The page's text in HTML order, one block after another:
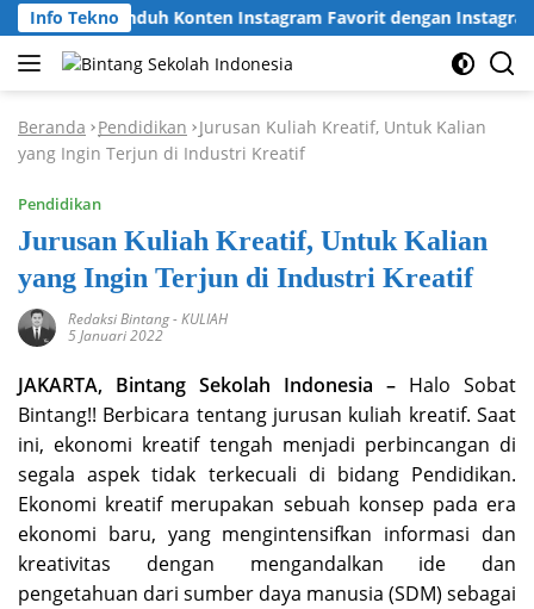
Langsung
ke
konten
Info Tekno
Cara Unduh Konten Instagram Favorit dengan Instagram
Beranda -Pendidikan -Jurusan Kuliah Kreatif, Untuk Kalian
yang Ingin Terjun di Industri Kreatif
Pendidikan
Jurusan Kuliah Kreatif, Untuk Kalian
yang Ingin Terjun di Industri Kreatif
Redaksi Bintang-KULIAH
5 Januari 2022
JAKARTA, Bintang Sekolah Indonesia – Halo Sobat
Bintang!! Berbicara tentang jurusan kuliah kreatif. Saat
ini, ekonomi kreatif tengah menjadi perbincangan di
segala aspek tidak terkecuali di bidang Pendidikan.
Ekonomi kreatif merupakan sebuah konsep pada era
ekonomi baru, yang mengintensifkan informasi dan
kreativitas dengan mengandalkan ide dan
pengetahuan dari sumber daya manusia (SDM) sebagai